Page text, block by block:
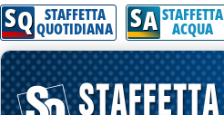
SQ STAFFETTA
QUOTIDIANA SA STAFFETTA
ACQUA